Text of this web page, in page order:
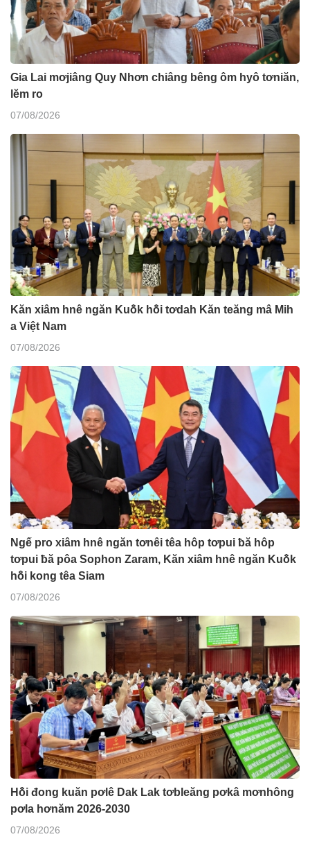
Gia Lai mơjiâng Quy Nhơn chiâng bêng ôm hyô tơniăn,
lĕm ro
07/08/2026
Kăn xiâm hnê ngăn Kuô̆k hô̆i tơdah Kăn teăng mâ Mih
a Việt Nam
07/08/2026
Ngế pro xiâm hnê ngăn tơnêi têa hôp tơpui ƀă hôp
tơpui ƀă pôa Sophon Zaram, Kăn xiâm hnê ngăn Kuô̆k
hô̆i kong têa Siam
07/08/2026
Hô̆i đong kuăn pơlê Dak Lak tơbleăng pơkâ mơnhông
pơla hơnăm 2026-2030
07/08/2026